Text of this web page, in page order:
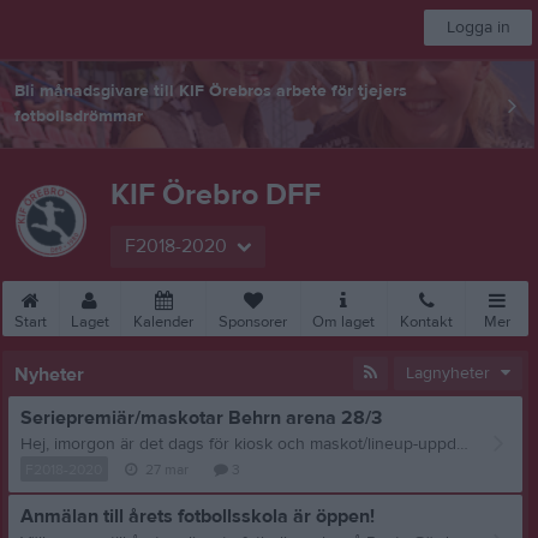
Logga in
Bli månadsgivare till KIF Örebros arbete för tjejers
fotbollsdrömmar
KIF Örebro DFF
F2018-2020
Start Laget Kalender Sponsorer Om laget Kontakt Mer
Nyheter Lagnyheter
Seriepremiär/maskotar Behrn arena 28/3
Hej, imorgon är det dags för kiosk och maskot/lineup-uppdrag för laget. Bashir har kallat till samling och bett mig ge er lite mer info inför morgondagen. Ni samlas kl 12.00 utanför entrén (mitten av långsidan mot Rudbecksgatan). Laget/kioskarbetare möts upp av ansvarig inom Kif Örebro och vägleder barnen inför inträdande på arenan. Då det kan vara lite kyligt så kan långbyxor/överdrag vara att föredra, dock bär de röd matchtröja överst när de kliver in på planen tillsammans med lagen. Är det någon som saknar matchtröja så skriv en kommentar nedan med storlek så ska jag se vad vi kan låna ut. Jag behöver veta det senast 9 imorgon bitti för att hinna hämta och leverera till arenan (jag själv reser sedan bort och missar tyvärr matchen live). Kiosk: När ni kommer till arenan så går ni tillsammans in med barnen, de som ska arbeta i kiosken påbörjar kokande av kaffe, värma korv, plocka in drickor i kylarna etc. Kiosken kommer låsas upp av ansvarig inom Kif Örebro. Jag hör av mig till någon av er som ska jobba i kiosken imorgon så jag ser att ni får igång kortläsare etc. Det är en kod som ska ställas in :) Men det löser vi via telefon. Det kommer även vara fler från Kif Örebro där som kan vara behjälpliga såklart Ha en fin kväll och heja fram laget till vinst imorrn! Skulle ni behöva nå mig i någon fråga så finns jag på 073-785 24 09 //Therese Hultquist, Ungdomsansvarig Kif Örebro
Anmälan till årets fotbollsskola är öppen!